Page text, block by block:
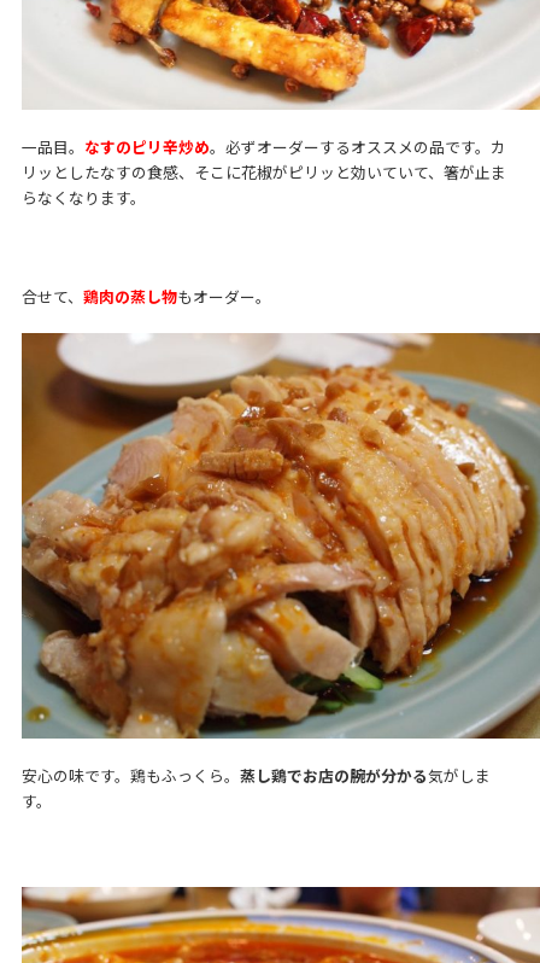
一品目。 なすのピリ辛炒め。必ずオーダーするオススメの品です。カ
リッとしたなすの食感、そこに花椒がピリッと効いていて、箸が止ま
らなくなります。
合せて、 鶏肉の蒸し物もオーダー。
安心の味です。鶏もふっくら。 蒸し鶏でお店の腕が分かる気がしま
す。